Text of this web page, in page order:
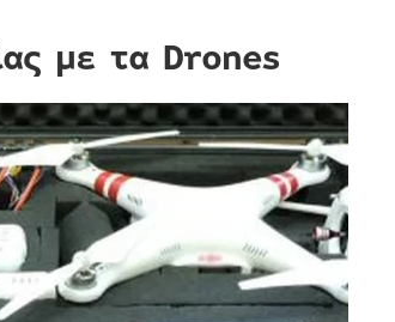
με τα Drones